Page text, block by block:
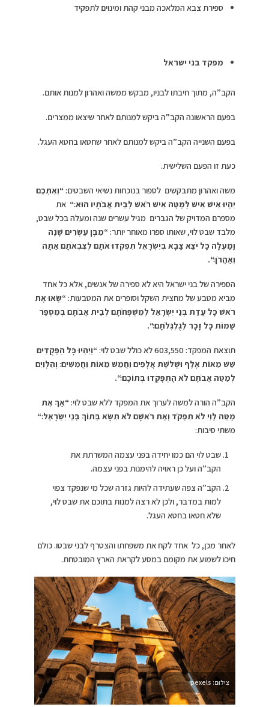
ספירת צבא המלאכה מבני קהת ומינוים לתפקיד
מפקד בני ישראל
הקב”ה, מתוך חיבתו לבניו, מבקש ממשה ואהרון למנות אותם.
בפעם הראשונה הקב”ה ביקש למנותם לאחר שיצאו ממצרים.
בפעם השנייה הקב”ה ביקש למנותם לאחר שחטאו בחטא העגל.
כעת זו הפעם השלישית.
משה ואהרון מתבקשים לספור בנוכחות נשיאי השבטים:“וְאִתְּכֶם
יִהְיוּ אִישׁ אִישׁ לַמַּטֶּה אִישׁ רֹאשׁ לְבֵית אֲבֹתָיו הוּא׃“ את
מספרם המדויק של הגברים מגיל עשרים שנה ומעלה בכל שבט,
מלבד שבט לוי, שאותו ספרו מאוחר יותר:“מִבֶּן עֶשְׂרִים שָׁנָה
וָמַעְלָה כָּל יֹצֵא צָבָא בְּיִשְׂרָאֵל תִּפְקְדוּ אֹתָם לְצִבְאֹתָם אַתָּה
וְאַהֲרֹן׃“
.
הספירה של בני ישראל היא לא ספירה של אנשים, אלא כל אחד
מביא מטבע של מחצית השקל וסופרים את המטבעות:“שְׂאוּ אֶת
רֹאשׁ כָּל עֲדַת בְּנֵי יִשְׂרָאֵל לְמִשְׁפְּחֹתָם לְבֵית אֲבֹתָם בְּמִסְפַּר
שֵׁמוֹת כָּל זָכָר לְגֻלְגְּלֹתָם׃“
.
תוצאת המפקד: 603,550 לא כולל שבט לוי: “וַיִּהְיוּ כָּל הַפְּקֻדִים
שֵׁשׁ מֵאוֹת אֶלֶף וּשְׁלֹשֶׁת אֲלָפִים וַחֲמֵשׁ מֵאוֹת וַחֲמִשִּׁים׃ וְהַלְוִיִּם
לְמַטֵּה אֲבֹתָם לֹא הָתְפָּקְדוּ בְּתוֹכָם׃“.
הקב”ה הורה למשה לערוך את המפקד ללא שבט לוי:“אַךְ אֶת
מַטֵּה לֵוִי לֹא תִפְקֹד וְאֶת רֹאשָׁם לֹא תִשָּׂא בְּתוֹךְ בְּנֵי יִשְׂרָאֵל׃“
משתי סיבות:
שבט לוי הם כמו יחידה בפני עצמה המשרתת את
הקב”ה ועל כן ראויה להימנות בפני עצמה.
הקב”ה צפה שעתידה להיות גזרה שכל מי שנפקד צפוי
למות במדבר, ולכן לא רצה למנות בתוכם את שבט לוי,
שלא חטאו בחטא העגל.
לאחר מכן, כל אחד לקח את משפחתו והצטרף לבני שבטו. כולם
חיכו לשמוע את מקומם במסע לקראת הארץ המובטחת.
צילום: pexels